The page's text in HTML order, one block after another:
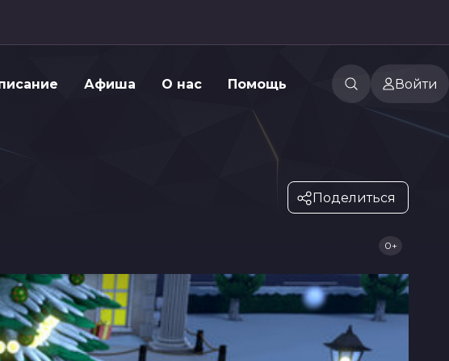
Афиша О нас Помощь Войти
Поделиться
0+